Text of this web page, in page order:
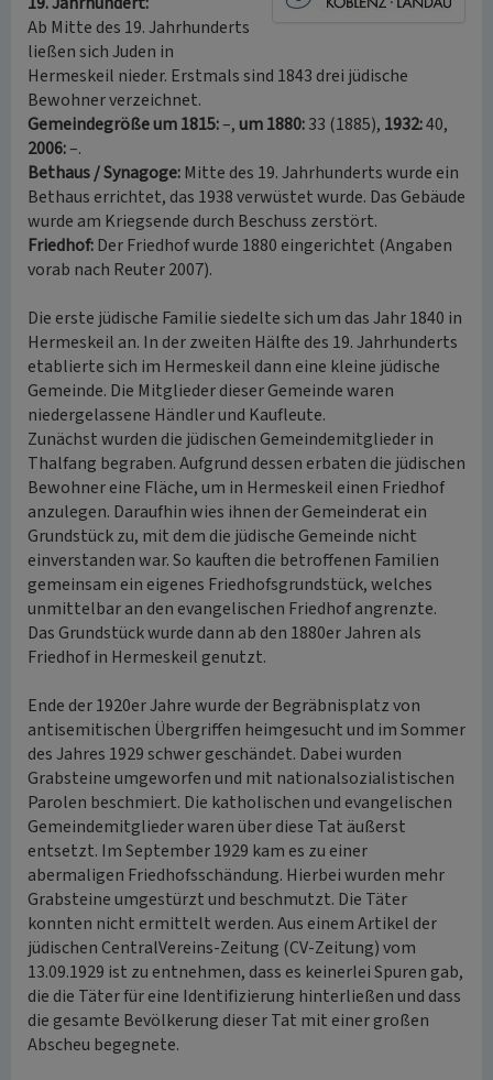
Ab Mitte des 19. Jahrhunderts
ließen sich Juden in
Hermeskeil nieder. Erstmals sind 1843 drei jüdische
Bewohner verzeichnet.
Gemeindegröße um 1815:–,um 1880:33 (1885), 1932:40,
2006:–.
Bethaus / Synagoge:Mitte des 19. Jahrhunderts wurde ein
Bethaus errichtet, das 1938 verwüstet wurde. Das Gebäude
wurde am Kriegsende durch Beschuss zerstört.
Friedhof:Der Friedhof wurde 1880 eingerichtet (Angaben
vorab nach Reuter 2007).
Die erste jüdische Familie siedelte sich um das Jahr 1840 in
Hermeskeil an. In der zweiten Hälfte des 19. Jahrhunderts
etablierte sich im Hermeskeil dann eine kleine jüdische
Gemeinde. Die Mitglieder dieser Gemeinde waren
niedergelassene Händler und Kaufleute.
Zunächst wurden die jüdischen Gemeindemitglieder in
Thalfang begraben. Aufgrund dessen erbaten die jüdischen
Bewohner eine Fläche, um in Hermeskeil einen Friedhof
anzulegen. Daraufhin wies ihnen der Gemeinderat ein
Grundstück zu, mit dem die jüdische Gemeinde nicht
einverstanden war. So kauften die betroffenen Familien
gemeinsam ein eigenes Friedhofsgrundstück, welches
unmittelbar an den evangelischen Friedhof angrenzte.
Das Grundstück wurde dann ab den 1880er Jahren als
Friedhof in Hermeskeil genutzt.
Ende der 1920er Jahre wurde der Begräbnisplatz von
antisemitischen Übergriffen heimgesucht und im Sommer
des Jahres 1929 schwer geschändet. Dabei wurden
Grabsteine umgeworfen und mit nationalsozialistischen
Parolen beschmiert. Die katholischen und evangelischen
Gemeindemitglieder waren über diese Tat äußerst
entsetzt. Im September 1929 kam es zu einer
abermaligen Friedhofsschändung. Hierbei wurden mehr
Grabsteine umgestürzt und beschmutzt. Die Täter
konnten nicht ermittelt werden. Aus einem Artikel der
jüdischen CentralVereins-Zeitung (CV-Zeitung) vom
13.09.1929 ist zu entnehmen, dass es keinerlei Spuren gab,
die die Täter für eine Identifizierung hinterließen und dass
die gesamte Bevölkerung dieser Tat mit einer großen
Abscheu begegnete.